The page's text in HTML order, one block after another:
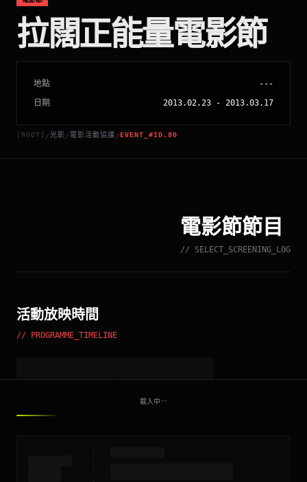
[ROOT] /光影 /電影活動協議 /EVENT_#ID.80
拉闊正能量電影節
地點
---
日期
2013.02.23 - 2013.03.17
電影節節目
// SELECT_SCREENING_LOG
活動放映時間
// PROGRAMME_TIMELINE
載入中⋯